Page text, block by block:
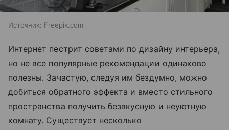
Источник: Freepik.com
Интернет пестрит советами по дизайну интерьера,
но не все популярные рекомендации одинаково
полезны. Зачастую, следуя им бездумно, можно
добиться обратного эффекта и вместо стильного
пространства получить безвкусную и неуютную
комнату. Существует несколько